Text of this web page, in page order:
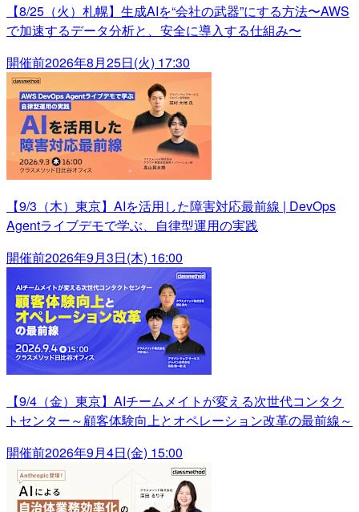
【8/25（火）札幌】生成AIを“会社の武器”にする方法〜AWS
で加速するデータ分析と、安全に導入する仕組み〜
開催前2026年8月25日(火) 17:30
【9/3（木）東京】AIを活用した障害対応最前線 | DevOps
Agentライブデモで学ぶ、自律型運用の実践
開催前2026年9月3日(木) 16:00
【9/4（金）東京】AIチームメイトが変える次世代コンタク
トセンター～顧客体験向上とオペレーション改革の最前線～
開催前2026年9月4日(金) 15:00